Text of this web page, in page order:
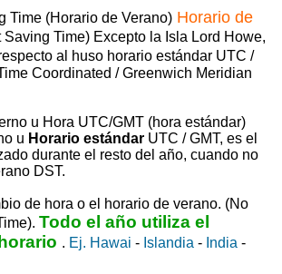
Horario de
Saving Time) Excepto la Isla Lord Howe,
al huso horario estándar UTC /
Coordinated / Greenwich Meridian
u Horario estándar UTC / GMT, es el
durante el resto del año, cuando no
DST.
de hora o el horario de verano. (No
Todo el año utiliza el
. Ej. Hawai - Islandia - India -